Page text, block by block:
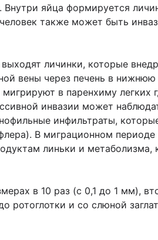
яйца формируется
также может быть
личинки, которые
вены через печень в
в паренхиму легких
инвазии может
инфильтраты,
В миграционном
линьки и метаболизма,
в 10 раз (с 0,1 до 1 мм),
и со слюной